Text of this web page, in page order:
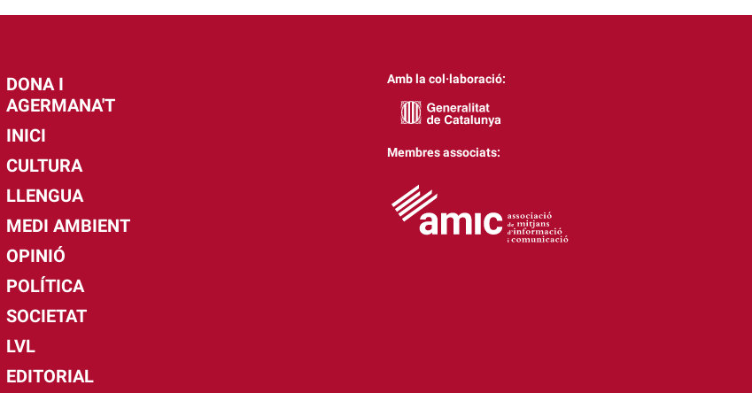
DONA I
AGERMANA'T
INICI
CULTURA
LLENGUA
MEDI AMBIENT
OPINIÓ
POLÍTICA
SOCIETAT
LVL
EDITORIAL
Amb la col·laboració:
Membres associats: